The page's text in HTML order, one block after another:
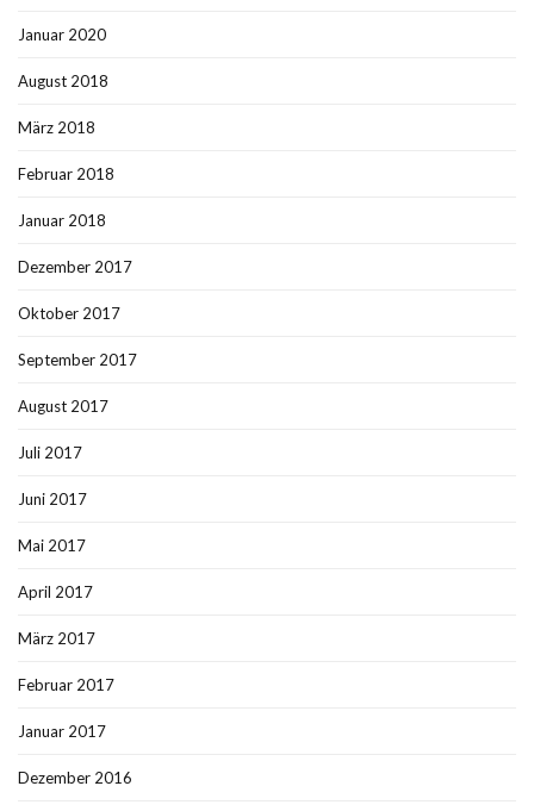
Januar 2020
August 2018
März 2018
Februar 2018
Januar 2018
Dezember 2017
Oktober 2017
September 2017
August 2017
Juli 2017
Juni 2017
Mai 2017
April 2017
März 2017
Februar 2017
Januar 2017
Dezember 2016